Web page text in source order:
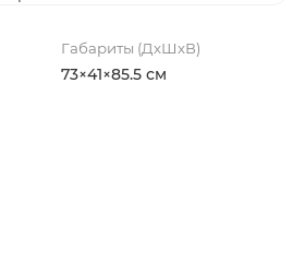
Габариты (ДхШхВ)
73×41×85.5 см